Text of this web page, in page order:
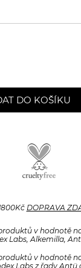
DO KOŠÍKU
DOPRAVA
v hodnotě
Labs, Alkemilla,
v hodnotě